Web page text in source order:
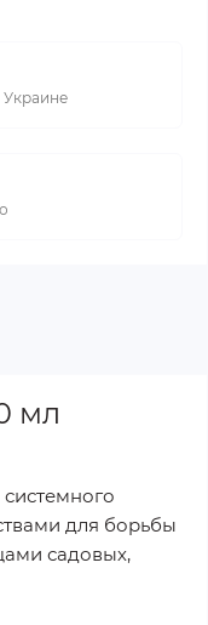
Украине
мл
для борьбы
садовых,